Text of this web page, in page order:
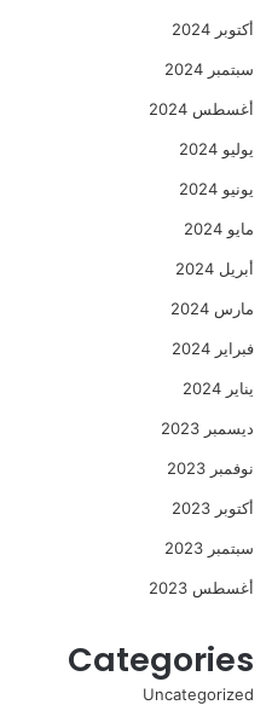
أكتوبر 2024
سبتمبر 2024
أغسطس 2024
يوليو 2024
يونيو 2024
مايو 2024
أبريل 2024
مارس 2024
فبراير 2024
يناير 2024
ديسمبر 2023
نوفمبر 2023
أكتوبر 2023
سبتمبر 2023
أغسطس 2023
Categories
Uncategorized